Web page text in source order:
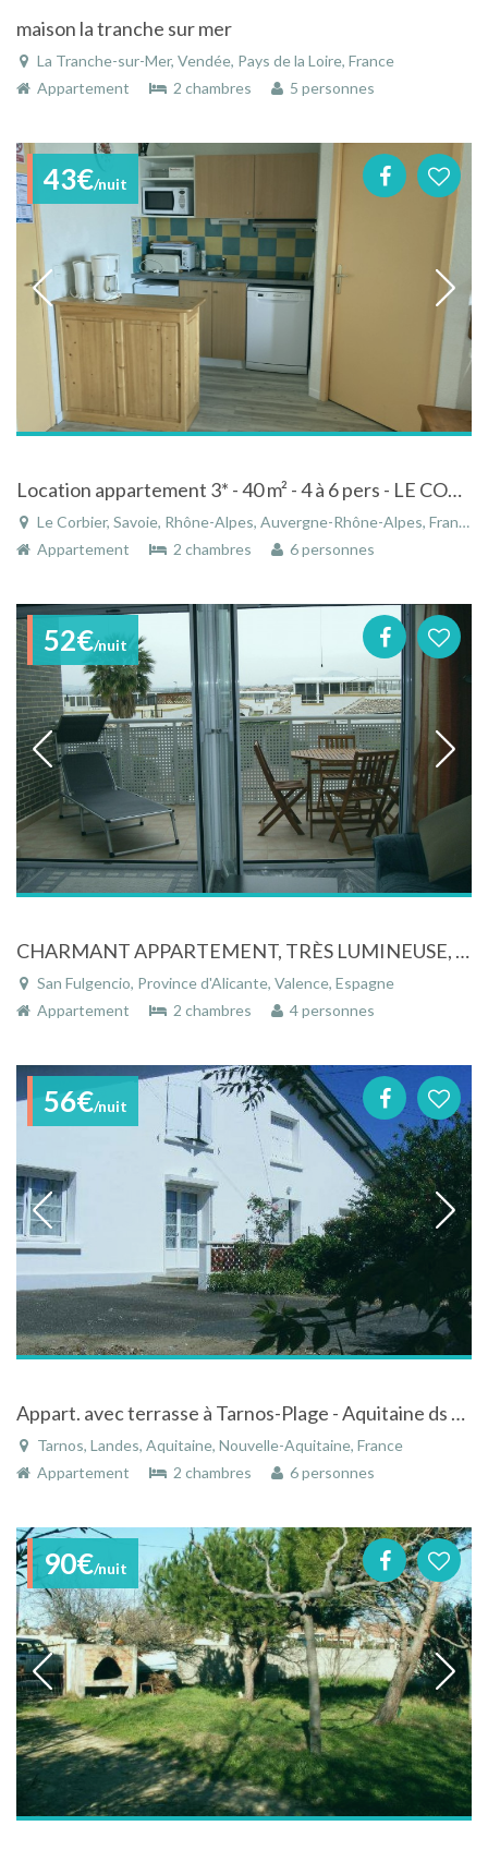
maison la tranche sur mer
La Tranche-sur-Mer, Vendée, Pays de la Loire, France
Appartement
2 chambres 5 personnes
43€/nuit
Location appartement 3* - 40 m² - 4 à 6 pers - LE CORBIER - Savoie
Le Corbier, Savoie, Rhône-Alpes, Auvergne-Rhône-Alpes, France
Appartement
2 chambres 6 personnes
52€/nuit
CHARMANT APPARTEMENT, TRÈS LUMINEUSE, ENSOLEILLÉ, SPACIEUX, RÉGION ALICANTE
San Fulgencio, Province d'Alicante, Valence, Espagne
Appartement
2 chambres 4 personnes
56€/nuit
Appart. avec terrasse à Tarnos-Plage - Aquitaine ds maison à 1.5 km de la plage
Tarnos, Landes, Aquitaine, Nouvelle-Aquitaine, France
Appartement
2 chambres 6 personnes
90€/nuit